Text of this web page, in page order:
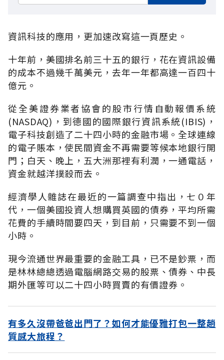
資訊科技的應用，更加速改寫這一頁歷史。
十年前，美國排名前三十五的銀行，花在資訊設備
的成本不過幾千萬美元，去年一年都高達一百四十
億元。
從全美證券業者協會的股市行情自動報價系統
(NASDAQ)，到德國的國際銀行資訊系統(IBIS)，
電子科技創造了二十四小時的金融市場。全球連線
的電子賬本，使民間資金不再需要等候本地銀行開
門；白天、晚上，五大洲那裡有利潤，一通電話，
資金就越洋撲殺而去。
經濟學人雜誌在最近的一篇調查中指出，七０年
代，一個美國投資人想購買英國的債券，平均所需
花費的手續時間要四天，到目前，只需要不到一個
小時。
現今流通世界最重要的金融工具，已不是鈔票，而
是林林總總透過電腦網路交易的股票、債券、中長
期外匯等可以二十四小時買賣的有價證券。
有多久沒帶爸爸出門了？如何才能優雅打包一整趟
質感大旅程？